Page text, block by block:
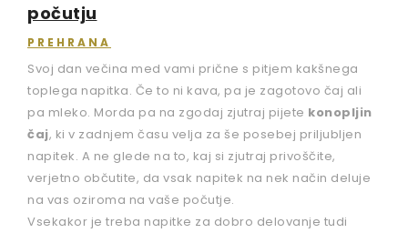
počutju
PREHRANA
Svoj dan večina med vami prične s pitjem kakšnega
toplega napitka. Če to ni kava, pa je zagotovo čaj ali
pa mleko. Morda pa na zgodaj zjutraj pijete konopljin
čaj, ki v zadnjem času velja za še posebej priljubljen
napitek. A ne glede na to, kaj si zjutraj privoščite,
verjetno občutite, da vsak napitek na nek način deluje
na vas oziroma na vaše počutje.
Vsekakor je treba napitke za dobro delovanje tudi